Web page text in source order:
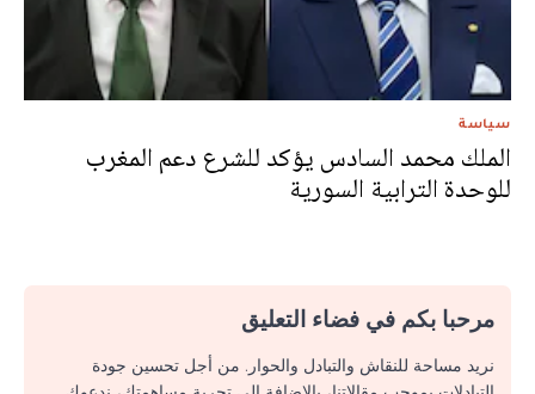
سياسة
الملك محمد السادس يؤكد للشرع دعم المغرب
للوحدة الترابية السورية
مرحبا بكم في فضاء التعليق
نريد مساحة للنقاش والتبادل والحوار. من أجل تحسين جودة